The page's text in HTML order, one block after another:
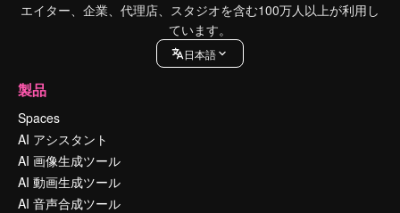
エイター、企業、代理店、スタジオを含む100万人以上が利用し
ています。
日本語
製品
Spaces
AI アシスタント
AI 画像生成ツール
AI 動画生成ツール
AI 音声合成ツール